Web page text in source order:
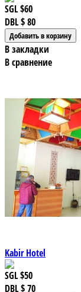
SGL$60
DBL$ 80
В закладки
В сравнение
Kabir Hotel
SGL$50
DBL$ 70